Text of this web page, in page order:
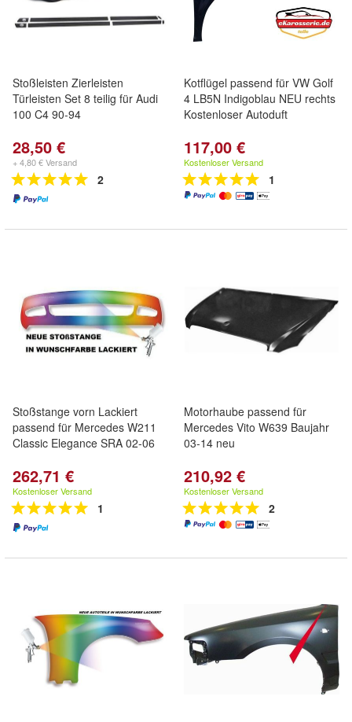
Stoßleisten Zierleisten
Türleisten Set 8 teilig für Audi
100 C4 90-94
28,50 €
+ 4,80 € Versand
2
Kotflügel passend für VW Golf
4 LB5N Indigoblau NEU rechts
Kostenloser Autoduft
117,00 €
Kostenloser Versand
1
Stoßstange vorn Lackiert
passend für Mercedes W211
Classic Elegance SRA 02-06
262,71 €
Kostenloser Versand
1
Motorhaube passend für
Mercedes Vito W639 Baujahr
03-14 neu
210,92 €
Kostenloser Versand
2